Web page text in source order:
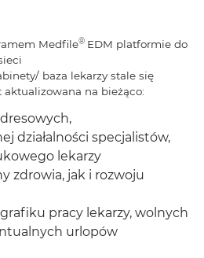
Medfile® EDM platformie do
baza lekarzy stale się
na bieżąco:
działalności specjalistów,
lekarzy
zdrowia, jak i rozwoju
pracy lekarzy, wolnych
urlopów